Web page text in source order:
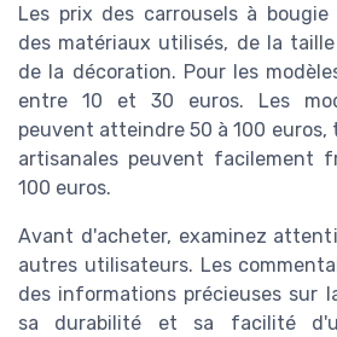
Les prix des carrousels à
des matériaux utilisés, de la
de la décoration. Pour les
entre 10 et 30 euros. Les
peuvent atteindre 50 à 100 euros,
artisanales peuvent facilement
100 euros.
Avant d'acheter, examinez
autres utilisateurs. Les
des informations précieuses sur
sa durabilité et sa facilité